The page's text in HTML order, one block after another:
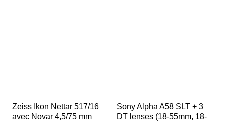
Zeiss Ikon Nettar 517/16
avec Novar 4,5/75 mm
Sony Alpha A58 SLT + 3
DT lenses (18-55mm, 18-